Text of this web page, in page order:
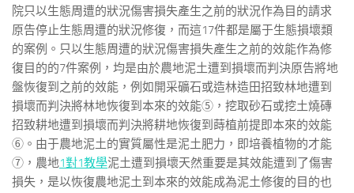
院只以生態周遭的狀況傷害損失產生之前的狀況作為目的請求
原告停止生態周遭的狀況修復，而這17件都是屬于生態損壞類
的案例。只以生態周遭的狀況傷害損失產生之前的效能作為修
復目的的7件案例，均是由於農地泥土遭到損壞而判決原告將地
盤恢復到之前的效能，例如開采礦石或造林造田招致林地遭到
損壞而判決將林地恢復到本來的效能⑤，挖取砂石或挖土燒磚
招致耕地遭到損壞而判決將耕地恢復到蒔植前提即本來的效能
⑥。由于農地泥土的實質屬性是泥土肥力，即培養植物的才能
⑦，農地1對1教學泥土遭到損壞天然重要是其效能遭到了傷害
損失，是以恢復農地泥土到本來的效能成為泥土修復的目的也